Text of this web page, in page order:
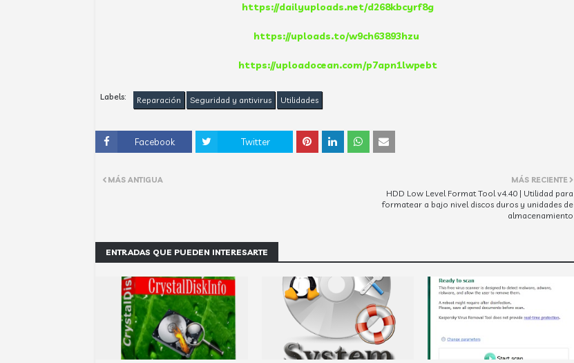
https://dailyuploads.net/d268kbcyrf8g
https://uploads.to/w9ch63893hzu
https://uploadocean.com/p7apn1lwpebt
Labels: Reparación Seguridad y antivirus Utilidades
Facebook Twitter
MÁS RECIENTE
HDD Low Level Format Tool v4.40 | Utilidad para
formatear a bajo nivel discos duros y unidades de
almacenamiento
MÁS ANTIGUA
ENTRADAS QUE PUEDEN INTERESARTE